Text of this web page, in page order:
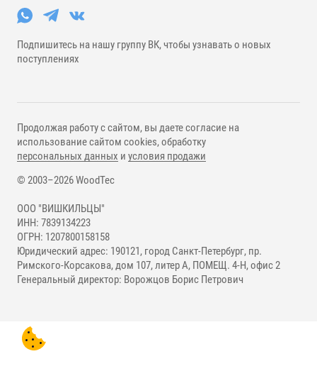
Подпишитесь на нашу группу ВК, чтобы узнавать о новых
поступлениях
© 2003–2026 WoodTec
ООО "ВИШКИЛЬЦЫ"
ИНН: 7839134223
ОГРН: 1207800158158
Юридический адрес: 190121, город Санкт-Петербург, пр.
Римского-Корсакова, дом 107, литер А, ПОМЕЩ. 4-Н, офис 2
Генеральный директор: Ворожцов Борис Петрович
Продолжая работу с сайтом, вы даете согласие на
использование сайтом cookies, обработку
персональных данных и условия продажи